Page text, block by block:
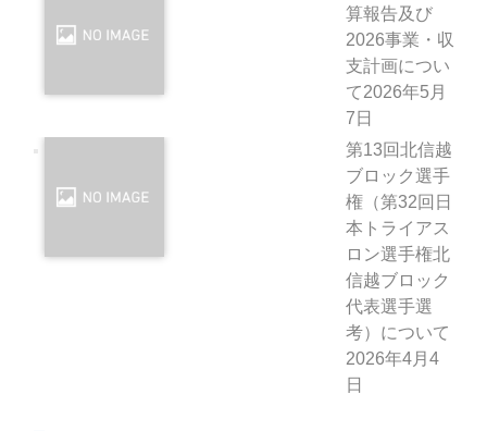
算報告及び
2026事業・収
支計画につい
て2026年5月
7日
第13回北信越
ブロック選手
権（第32回日
本トライアス
ロン選手権北
信越ブロック
代表選手選
考）について
2026年4月4
日